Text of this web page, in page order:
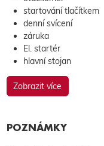
startování tlačítkem
denní svícení
záruka
El. startér
hlavní stojan
Zobrazit více
POZNÁMKY